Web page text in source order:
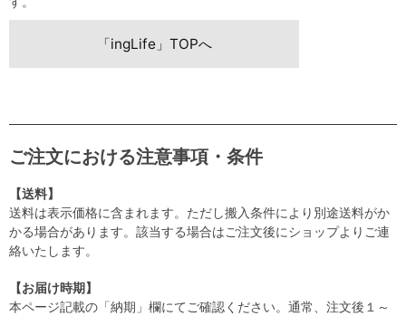
「ingLife」TOPへ
ご注文における注意事項・条件
【送料】
送料は表示価格に含まれます。ただし搬入条件により別途送料がか
かる場合があります。該当する場合はご注文後にショップよりご連
絡いたします。
【お届け時期】
本ページ記載の「納期」欄にてご確認ください。通常、注文後１～